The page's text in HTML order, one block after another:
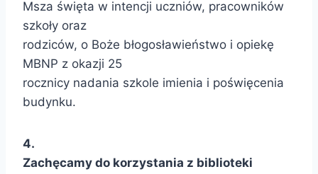
Msza święta w intencji uczniów, pracowników
szkoły oraz
rodziców, o Boże błogosławieństwo i opiekę
MBNP z okazji 25
rocznicy nadania szkole imienia i poświęcenia
budynku.
4.
Zachęcamy do korzystania z biblioteki